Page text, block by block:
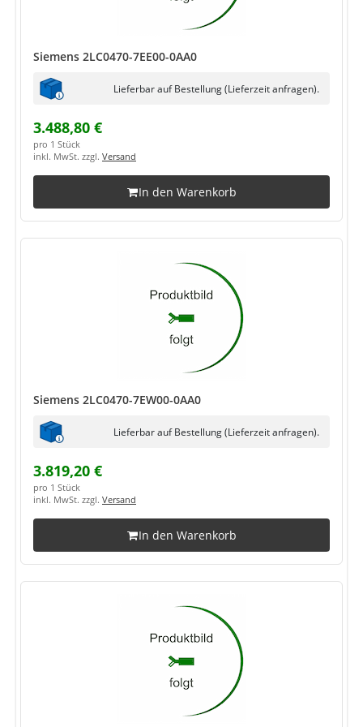
Siemens 2LC0470-7EE00-0AA0
Lieferbar auf Bestellung (Lieferzeit anfragen).
3.488,80 €
pro 1 Stück
inkl. MwSt. zzgl. Versand
In den Warenkorb
Siemens 2LC0470-7EW00-0AA0
Lieferbar auf Bestellung (Lieferzeit anfragen).
3.819,20 €
pro 1 Stück
inkl. MwSt. zzgl. Versand
In den Warenkorb